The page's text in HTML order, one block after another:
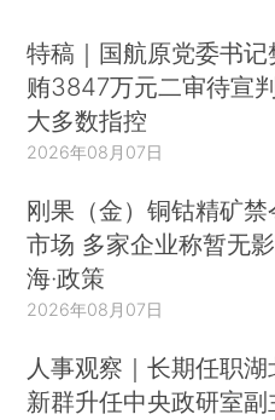
特稿｜国航原党委书记
贿3847万元二审待宣
大多数指控
2026年08月07日
刚果（金）铜钴精矿禁
市场 多家企业称暂无
海·政策
2026年08月07日
人事观察｜长期任职湖
新群升任中央政研室副